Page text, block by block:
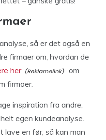
så er det også en
firmaer om, hvordan de
her
om
firmaer.
inspiration fra andre,
egen kundeanalyse.
lave en før, så kan man